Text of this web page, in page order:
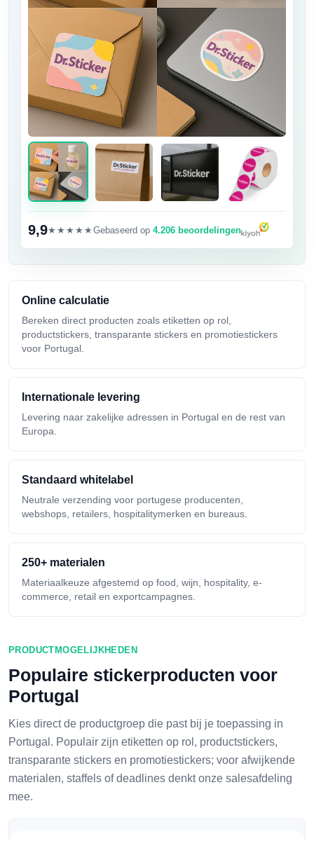
9,9★★★★★Gebaseerd op 4.206 beoordelingen
Online calculatie
Bereken direct producten zoals etiketten op rol,
productstickers, transparante stickers en promotiestickers
voor Portugal.
Internationale levering
Levering naar zakelijke adressen in Portugal en de rest van
Europa.
Standaard whitelabel
Neutrale verzending voor portugese producenten,
webshops, retailers, hospitalitymerken en bureaus.
250+ materialen
Materiaalkeuze afgestemd op food, wijn, hospitality, e-
commerce, retail en exportcampagnes.
PRODUCTMOGELIJKHEDEN
Populaire stickerproducten voor
Portugal
Kies direct de productgroep die past bij je toepassing in
Portugal. Populair zijn etiketten op rol, productstickers,
transparante stickers en promotiestickers; voor afwijkende
materialen, staffels of deadlines denkt onze salesafdeling
mee.